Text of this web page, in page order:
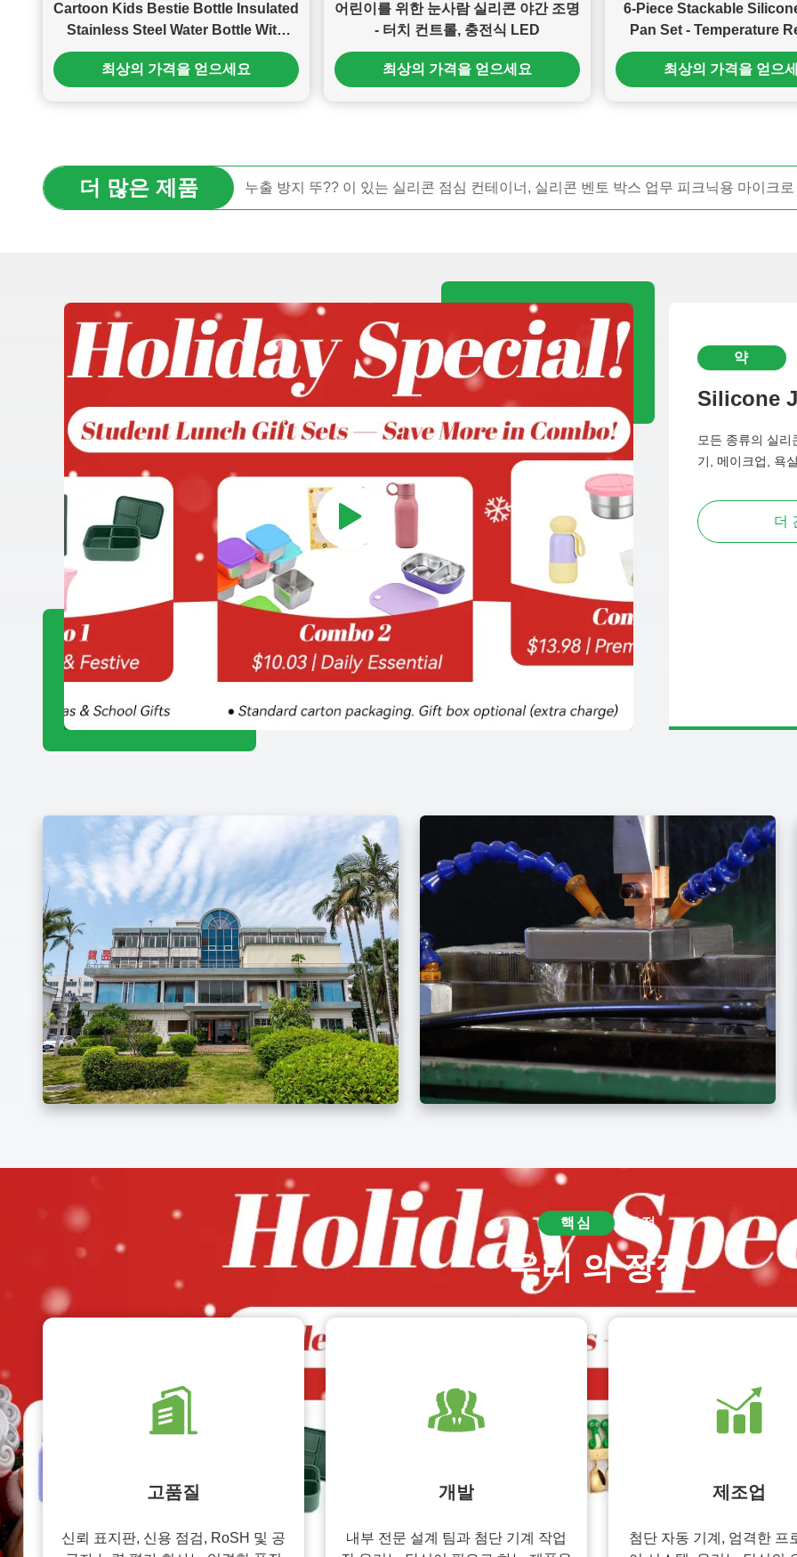
Cartoon Kids Bestie Bottle Insulated
Stainless Steel Water Bottle With
Detachable Soft Head Fun Drinking
For Kids, Flexible Reusable Straw
최상의 가격을 얻으세요
어린이를 위한 눈사람 실리콘 야간 조명
- 터치 컨트롤, 충전식 LED
최상의 가격을 얻으세요
6-Piece Stackable
Pan Set - Temperature
(-40°F to 446°F) Non-
with Metal Reinforced
최상의 가격을 얻으
더 많은 제품 듀플 레이어 벤토 점심 상자 누출 방지 스택 가능한 점심 컨테이너 성인용 어린이 식사
약
Silicone
모든 종류의 실
기, 메이크업, 욕
더
핵심 목적
우리 의 장점
고품질
신뢰 표지판, 신용 점검, RoSH 및 공
개발
내부 전문 설계 팀과 첨단 기계 작업
제조업
첨단 자동 기계, 엄격한 프